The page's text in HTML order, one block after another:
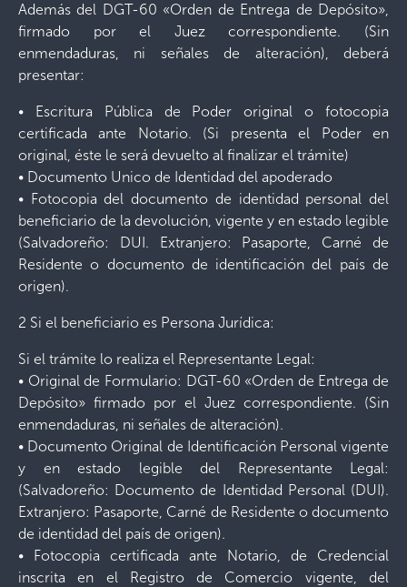
Además del DGT-60 «Orden de Entrega de Depósito»,
firmado por el Juez correspondiente. (Sin
enmendaduras, ni señales de alteración), deberá
presentar:
• Escritura Pública de Poder original o fotocopia
certificada ante Notario. (Si presenta el Poder en
original, éste le será devuelto al finalizar el trámite)
• Documento Unico de Identidad del apoderado
• Fotocopia del documento de identidad personal del
beneficiario de la devolución, vigente y en estado legible
(Salvadoreño: DUI. Extranjero: Pasaporte, Carné de
Residente o documento de identificación del país de
origen).
2 Si el beneficiario es Persona Jurídica:
Si el trámite lo realiza el Representante Legal:
• Original de Formulario: DGT-60 «Orden de Entrega de
Depósito» firmado por el Juez correspondiente. (Sin
enmendaduras, ni señales de alteración).
• Documento Original de Identificación Personal vigente
y en estado legible del Representante Legal:
(Salvadoreño: Documento de Identidad Personal (DUI).
Extranjero: Pasaporte, Carné de Residente o documento
de identidad del país de origen).
• Fotocopia certificada ante Notario, de Credencial
inscrita en el Registro de Comercio vigente, del